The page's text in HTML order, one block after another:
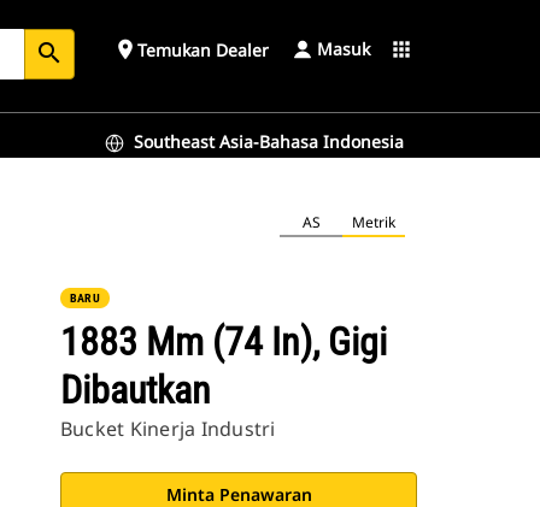
search place Temukan Dealer Masuk apps
Southeast Asia-Bahasa Indonesia
AS Metrik
BARU
1883 Mm (74 In), Gigi
Dibautkan
Bucket Kinerja Industri
Minta Penawaran